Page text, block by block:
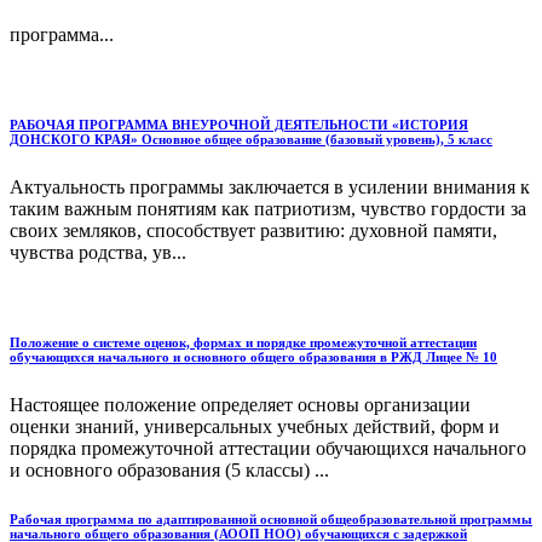
программа...
РАБОЧАЯ ПРОГРАММА ВНЕУРОЧНОЙ ДЕЯТЕЛЬНОСТИ «ИСТОРИЯ
ДОНСКОГО КРАЯ» Основное общее образование (базовый уровень), 5 класс
Актуальность программы заключается в усилении внимания к
таким важным понятиям как патриотизм, чувство гордости за
своих земляков, способствует развитию: духовной памяти,
чувства родства, ув...
Положение о системе оценок, формах и порядке промежуточной аттестации
обучающихся начального и основного общего образования в РЖД Лицее № 10
Настоящее положение определяет основы организации
оценки знаний, универсальных учебных действий, форм и
порядка промежуточной аттестации обучающихся начального
и основного образования (5 классы) ...
Рабочая программа по адаптированной основной общеобразовательной программы
начального общего образования (АООП НОО) обучающихся с задержкой